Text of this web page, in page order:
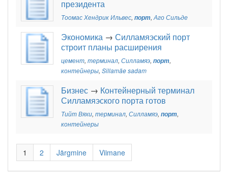
президента
Тоомас Хендрик Ильвес, порт,Аго Сильде
Экономика → Силламяэский порт
строит планы расширения
цемент, терминал, Силламяэ, порт,
контейнеры, Sillamäe sadam
Бизнес → Контейнерный терминал
Силламяэского порта готов
Тийт Вяхи, терминал, Силламяэ, порт,
контейнеры
1 2 Järgmine Viimane